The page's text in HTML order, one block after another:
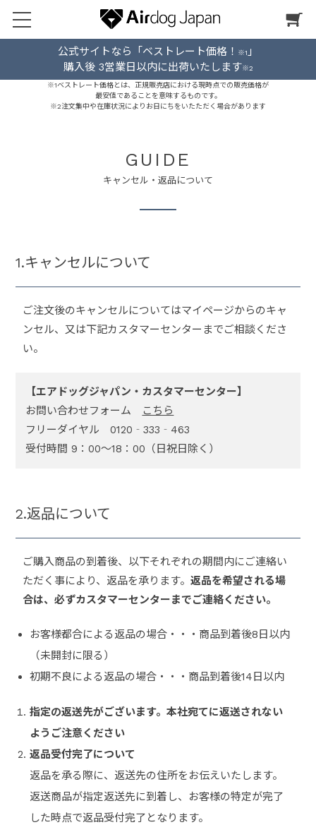
公式サイトなら「ベストレート価格！ ※1 」
購入後 3営業日以内に出荷いたします※2
※1ベストレート価格とは、正規販売店における現時点での販売価格が
最安値であることを意味するものです。
※2注文集中や在庫状況によりお日にちをいたただく場合があります
GUIDE
キャンセル・返品について
1.キャンセルについて
ご注文後のキャンセルについてはマイページからのキャ
ンセル、又は下記カスタマーセンターまでご相談くださ
い。
【エアドッグジャパン・カスタマーセンター】
お問い合わせフォーム
こちら
フリーダイヤル 0120‐333‐463
受付時間 9：00～18：00（日祝日除く）
2.返品について
ご購入商品の到着後、以下それぞれの期間内にご連絡い
ただく事により、返品を承ります。返品を希望される場
合は、必ずカスタマーセンターまでご連絡ください。
お客様都合による返品の場合・・・商品到着後8日以内
（未開封に限る）
初期不良による返品の場合・・・商品到着後14日以内
指定の返送先がございます。本社宛てに返送されない
ようご注意ください
返品受付完了について
返品を承る際に、返送先の住所をお伝えいたします。
返送商品が指定返送先に到着し、お客様の特定が完了
した時点で返品受付完了となります。